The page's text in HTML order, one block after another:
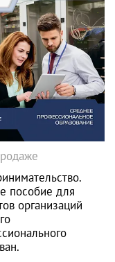
пособие для
организаций